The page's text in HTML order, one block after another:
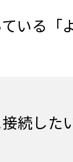
いる「
続した